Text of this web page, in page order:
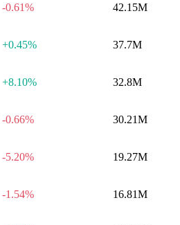
-0.61% 42.15M
+0.45% 37.7M
+8.10% 32.8M
-0.66% 30.21M
-5.20% 19.27M
-1.54% 16.81M